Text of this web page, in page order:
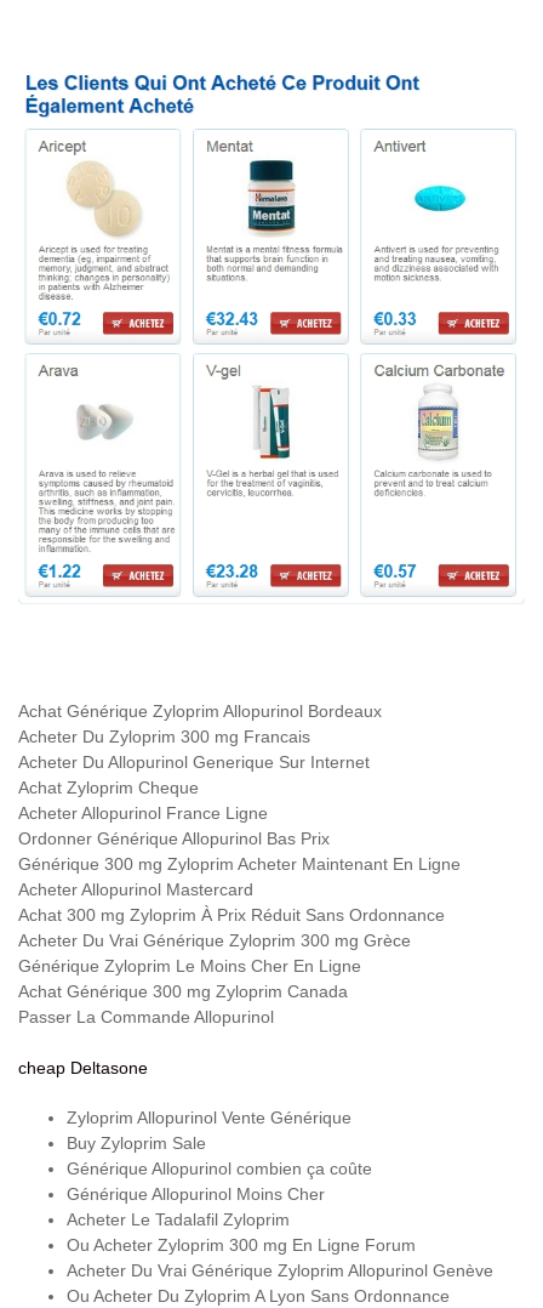
Achat Générique Zyloprim Allopurinol Bordeaux
Acheter Du Zyloprim 300 mg Francais
Acheter Du Allopurinol Generique Sur Internet
Achat Zyloprim Cheque
Acheter Allopurinol France Ligne
Ordonner Générique Allopurinol Bas Prix
Générique 300 mg Zyloprim Acheter Maintenant En Ligne
Acheter Allopurinol Mastercard
Achat 300 mg Zyloprim À Prix Réduit Sans Ordonnance
Acheter Du Vrai Générique Zyloprim 300 mg Grèce
Générique Zyloprim Le Moins Cher En Ligne
Achat Générique 300 mg Zyloprim Canada
Passer La Commande Allopurinol
cheap Deltasone
Zyloprim Allopurinol Vente Générique
Buy Zyloprim Sale
Générique Allopurinol combien ça coûte
Générique Allopurinol Moins Cher
Acheter Le Tadalafil Zyloprim
Ou Acheter Zyloprim 300 mg En Ligne Forum
Acheter Du Vrai Générique Zyloprim Allopurinol Genève
Ou Acheter Du Zyloprim A Lyon Sans Ordonnance